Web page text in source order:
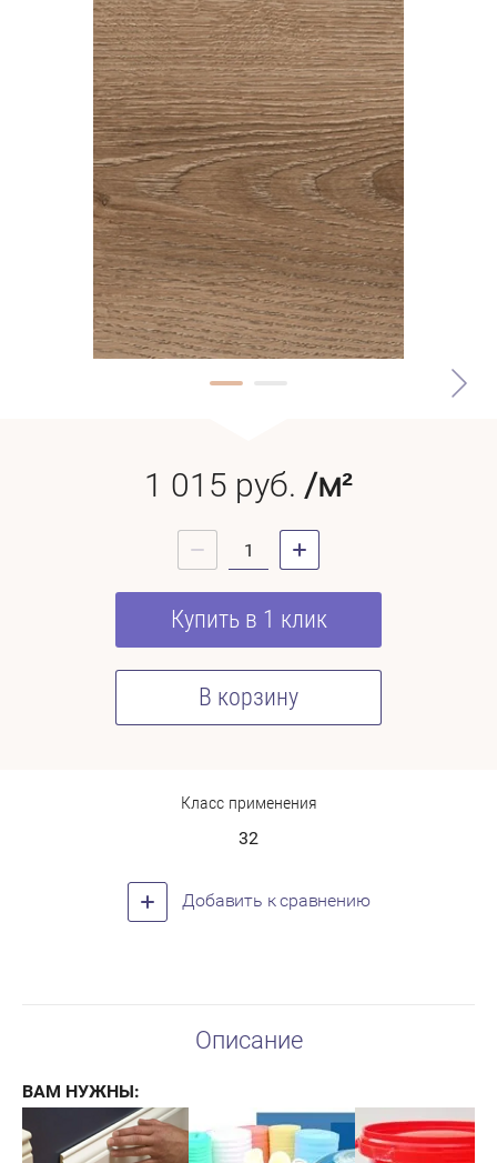
1 015 руб. /м²
Купить в 1 клик
В корзину
Класс применения
32
Добавить к сравнению
Описание
ВАМ НУЖНЫ: